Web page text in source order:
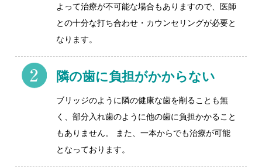
よって治療が不可能な場合もありますので、医師
との十分な打ち合わせ・カウンセリングが必要と
なります。
隣の歯に負担がかからない
ブリッジのように隣の健康な歯を削ることも無
く、部分入れ歯のように他の歯に負担かかること
もありません。 また、一本からでも治療が可能
となっております。